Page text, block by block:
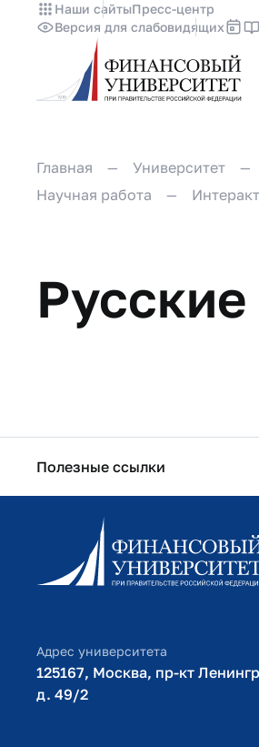
Наши сайтыПресс-центр
Версия для слабовидящих
Главная Университет
Научная работа
Полезные ссылки
Информационно-
Личный кабинет
Библиотечно-
Адрес университета
125167, Москва, пр-кт
д. 49/2​